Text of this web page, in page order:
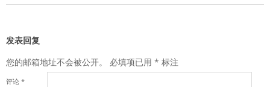
发表回复
您的邮箱地址不会被公开。
必填项已用 * 标注
评论 *